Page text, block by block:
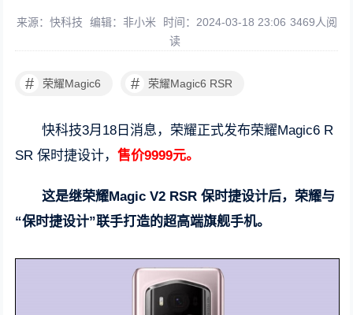
来源：快科技 编辑：非小米 时间：2024-03-18 23:06 3469人阅
读
# 荣耀Magic6 # 荣耀Magic6 RSR
快科技3月18日消息，荣耀正式发布荣耀Magic6 R
SR 保时捷设计，售价9999元。
这是继荣耀Magic V2 RSR 保时捷设计后，荣耀与
“保时捷设计”联手打造的超高端旗舰手机。